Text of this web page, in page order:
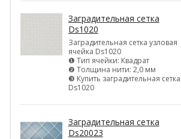
Заградительная сетка
Ds1020
Заградительная сетка узловая
ячейка Ds1020
❶ Тип ячейки: Квадрат
❷ Толщина нити: 2,0 мм
❸ Купить заградительная сетка
Ds1020
Заградительная сетка
Ds20023